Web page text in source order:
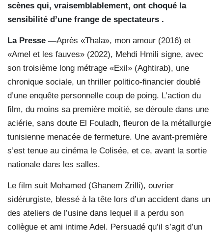
scènes qui, vraisemblablement, ont choqué la
sensibilité d’une frange de spectateurs .
La Presse —Après «Thala», mon amour (2016) et
«Amel et les fauves» (2022), Mehdi Hmili signe, avec
son troisième long métrage «Exil» (Aghtirab), une
chronique sociale, un thriller politico-financier doublé
d’une enquête personnelle coup de poing. L’action du
film, du moins sa première moitié, se déroule dans une
aciérie, sans doute El Fouladh, fleuron de la métallurgie
tunisienne menacée de fermeture. Une avant-première
s’est tenue au cinéma le Colisée, et ce, avant la sortie
nationale dans les salles.
Le film suit Mohamed (Ghanem Zrilli), ouvrier
sidérurgiste, blessé à la tête lors d’un accident dans un
des ateliers de l’usine dans lequel il a perdu son
collègue et ami intime Adel. Persuadé qu’il s’agit d’un